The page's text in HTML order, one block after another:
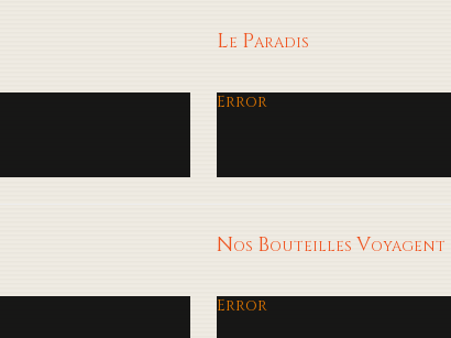
Le Paradis
Error
Nos Bouteilles Voyagent
Error